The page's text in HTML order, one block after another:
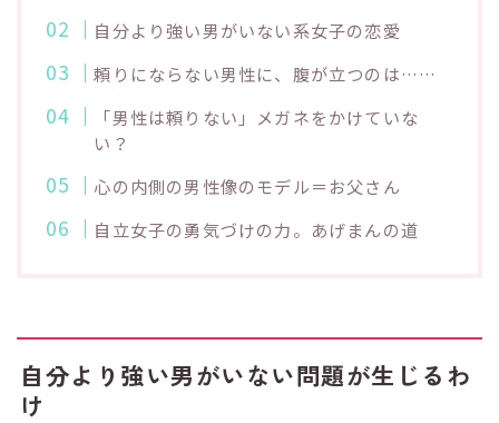
自分より強い男がいない系女子の恋愛
頼りにならない男性に、腹が立つのは……
「男性は頼りない」メガネをかけていな
い？
心の内側の男性像のモデル＝お父さん
自立女子の勇気づけの力。あげまんの道
自分より強い男がいない問題が生じるわ
け